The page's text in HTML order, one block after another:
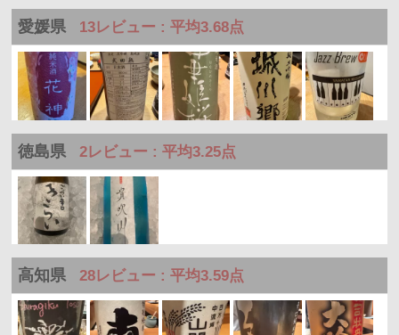
愛媛県 13レビュー : 平均3.68点
徳島県 2レビュー : 平均3.25点
高知県 28レビュー : 平均3.59点